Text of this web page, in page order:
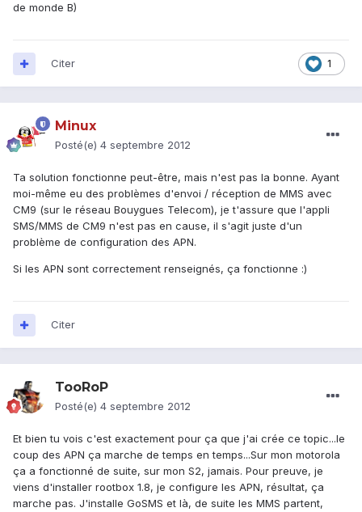
de monde B)
1
Citer
Minux
Posté(e) 4 septembre 2012
Ta solution fonctionne peut-être, mais n'est pas la bonne. Ayant
moi-même eu des problèmes d'envoi / réception de MMS avec
CM9 (sur le réseau Bouygues Telecom), je t'assure que l'appli
SMS/MMS de CM9 n'est pas en cause, il s'agit juste d'un
problème de configuration des APN.
Si les APN sont correctement renseignés, ça fonctionne :)
Citer
TooRoP
Posté(e) 4 septembre 2012
Et bien tu vois c'est exactement pour ça que j'ai crée ce topic...le
coup des APN ça marche de temps en temps...Sur mon motorola
ça a fonctionné de suite, sur mon S2, jamais. Pour preuve, je
viens d'installer rootbox 1.8, je configure les APN, résultat, ça
marche pas. J'installe GoSMS et là, de suite les MMS partent,